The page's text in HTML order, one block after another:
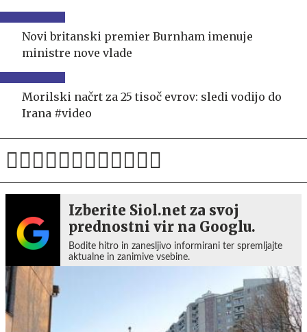
Novi britanski premier Burnham imenuje
ministre nove vlade
Morilski načrt za 25 tisoč evrov: sledi vodijo do
Irana #video
Izberite Siol.net za svoj
prednostni vir na Googlu.
Bodite hitro in zanesljivo informirani ter spremljajte
aktualne in zanimive vsebine.